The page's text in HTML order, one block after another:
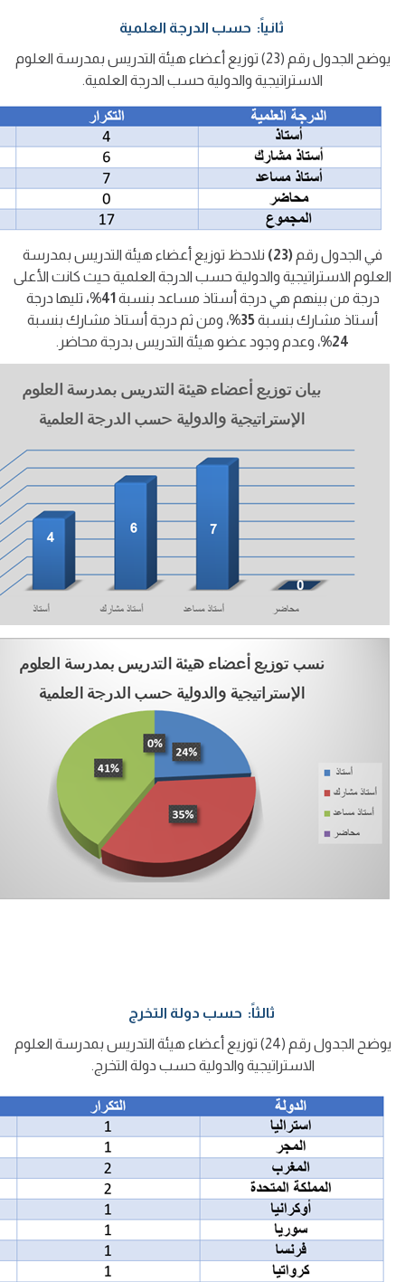
ثانياً: حسب الدرجة العلمية
يوضح الجدول رقم (23) توزيع أعضاء هيئة التدريس بمدرسة العلوم
الاستراتيجية والدولية حسب الدرجة العلمية.
في الجدول رقم (23)
نلاحظ توزيع أعضاء هيئة التدريس بمدرسة
العلوم الاستراتيجية والدولية حسب الدرجة العلمية حيث كانت الأعلى
درجة من بينهم هي درجة أستاذ مساعد بنسبة
تليها درجة
أستاذ مشارك بنسبة35%
، ومن ثم درجة أستاذ مشارك بنسبة
24%
، وعدم وجود عضو هيئة التدريس بدرجة محاضر.
ثالثاً: حسب دولة التخرج
يوضح الجدول رقم (24) توزيع أعضاء هيئة التدريس بمدرسة العلوم
الاستراتيجية والدولية حسب دولة التخرج.